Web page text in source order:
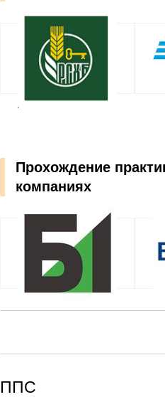
Прохождение
компаниях
ППС